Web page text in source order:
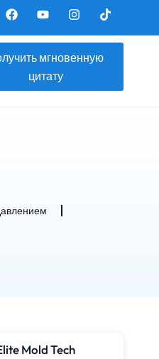
мгновенную
цитату
Mold Tech